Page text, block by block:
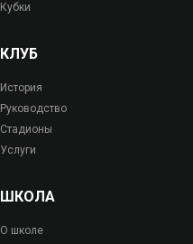
Кубки
КЛУБ
История
Руководство
Стадионы
Услуги
ШКОЛА
О школе